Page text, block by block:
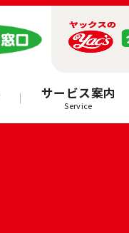
サービス案内
Service